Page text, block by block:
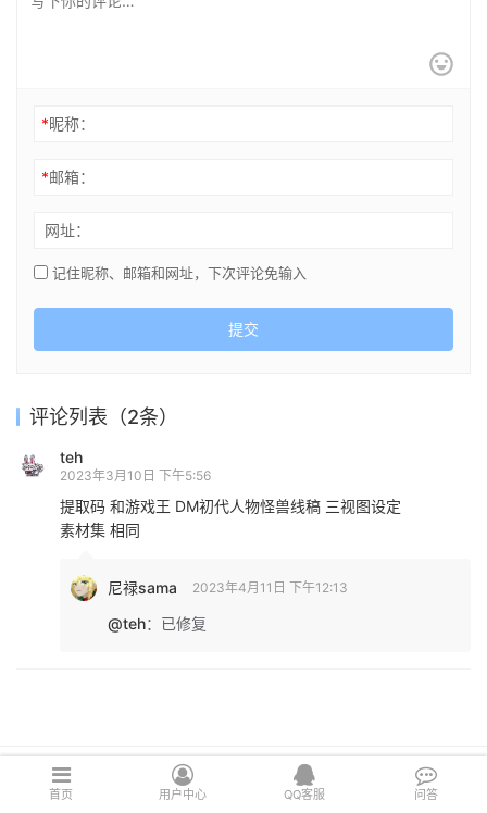
*昵称：
*邮箱：
网址：
记住昵称、邮箱和网址，下次评论免输入
提交
评论列表（2条）
teh
2023年3月10日 下午5:56
提取码 和游戏王 DM初代人物怪兽线稿 三视图设定
素材集 相同
尼禄sama 2023年4月11日 下午12:13
@teh： 已修复
Copyright © 2021 cghsj.com 版权所有 Powered by 绘世界
首页 用户中心 QQ客服 问答